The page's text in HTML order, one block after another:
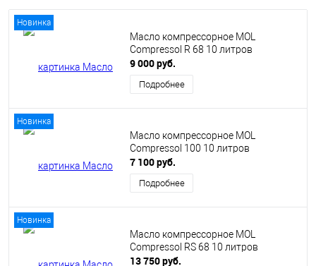
Новинка
Масло компрессорное MOL
Compressol R 68 10 литров
9 000 руб.
Подробнее
Новинка
Масло компрессорное MOL
Compressol 100 10 литров
7 100 руб.
Подробнее
Новинка
Масло компрессорное MOL
Compressol RS 68 10 литров
13 750 руб.